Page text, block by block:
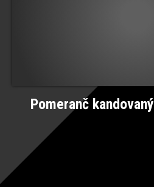
Pomeranč kandovaný